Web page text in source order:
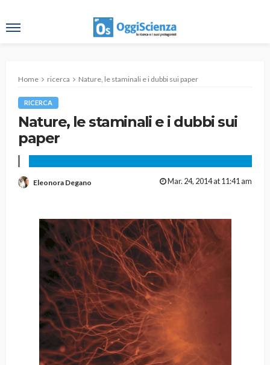
Home ricerca Nature, le staminali e i dubbi sui paper
RICERCA
Nature, le staminali e i dubbi sui
paper
Eleonora Degano Mar. 24, 2014 at 11:41 am